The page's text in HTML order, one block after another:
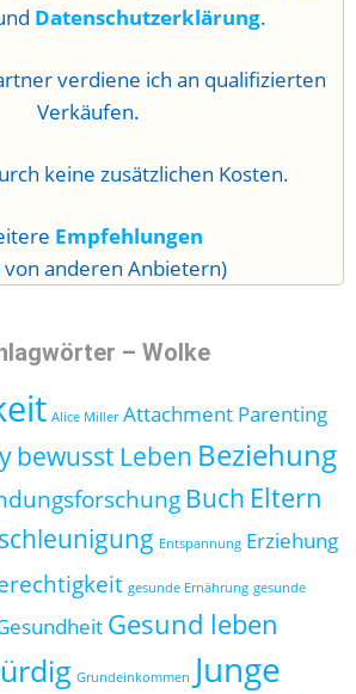
Datenschutzerklärung.
verdiene ich an qualifizierten
Verkäufen.
keine zusätzlichen Kosten.
Empfehlungen
von anderen Anbietern)
– Wolke
Alice Miller Attachment Parenting
bewusst Leben Beziehung
Buch Eltern
Entspannung Erziehung
gesunde Ernährung gesunde
Gesund leben
Grundeinkommen Junge